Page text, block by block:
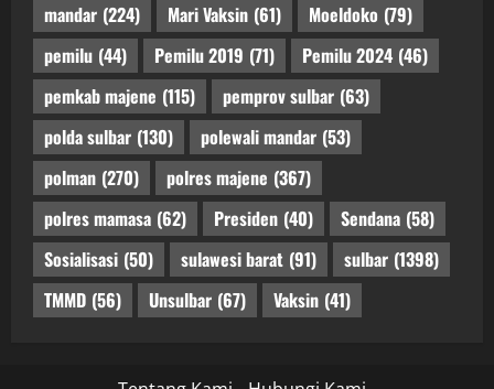
mandar (224) Mari Vaksin (61) Moeldoko (79)
pemilu (44) Pemilu 2019 (71) Pemilu 2024 (46)
pemkab majene (115) pemprov sulbar (63)
polda sulbar (130) polewali mandar (53)
polman (270) polres majene (367)
polres mamasa (62) Presiden (40) Sendana (58)
Sosialisasi (50) sulawesi barat (91) sulbar (1398)
TMMD (56) Unsulbar (67) Vaksin (41)